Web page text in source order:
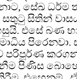
සේඛ ධර්ම
සිතින්
එසේ බණ
පිරෙනවා.
පරිපූර්ණ
පිණිස